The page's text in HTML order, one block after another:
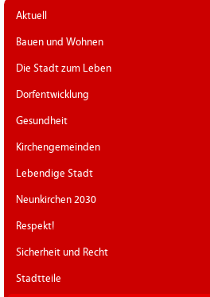
Aktuell
Bauen und Wohnen
Die Stadt zum Leben
Dorfentwicklung
Gesundheit
Kirchengemeinden
Lebendige Stadt
Neunkirchen 2030
Respekt!
Sicherheit und Recht
Stadtteile